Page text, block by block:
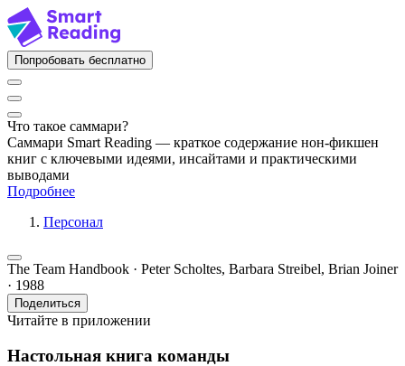
Попробовать бесплатно
Что такое саммари?
Саммари Smart Reading — краткое содержание нон-фикшен
книг с ключевыми идеями, инсайтами и практическими
выводами
Подробнее
Персонал
The Team Handbook · Peter Scholtes, Barbara Streibel, Brian Joiner
· 1988
Поделиться
Читайте в приложении
Настольная книга команды